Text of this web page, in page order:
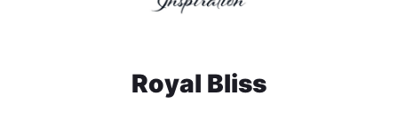
Royal Bliss